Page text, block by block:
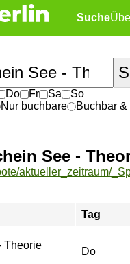
Suche
Do Fr Sa
So
Nur buchbare
Buchbar
See -
Tag
Theorie
Do